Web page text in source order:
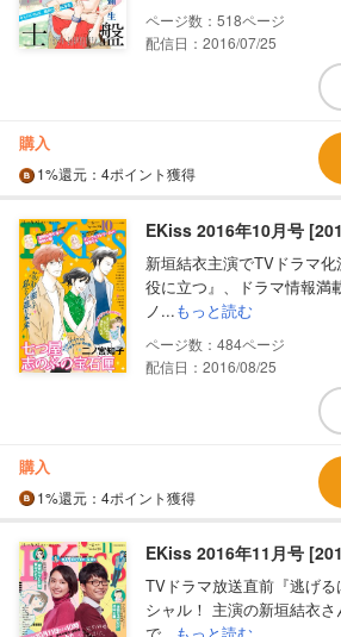
518
配信日：2016/07/25
購入
1%還元 ：4ポイント獲得
EKiss 2016年10月号
新垣結衣主演でTVドラマ
役に立つ』、ドラマ情報満
ノ...もっと読む
484
配信日：2016/08/25
購入
1%還元 ：4ポイント獲得
EKiss 2016年11月号
TVドラマ放送直前『逃げ
シャル！ 主演の新垣結衣